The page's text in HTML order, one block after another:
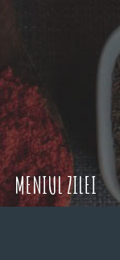
MENIUL ZILEI